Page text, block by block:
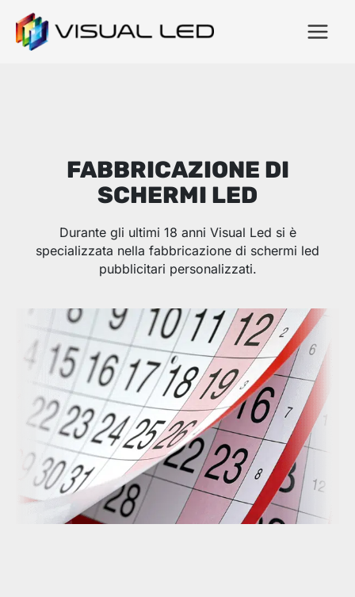
FABBRICAZIONE DI
SCHERMI LED
Durante gli ultimi 18 anni Visual Led si è
specializzata nella fabbricazione di schermi led
pubblicitari personalizzati.